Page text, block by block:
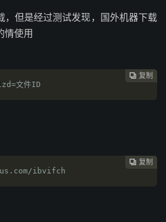
，但是经过测试发现，国外机器下载
情使用
 复制
 复制
 复制
 复制
 复制
 复制
 复制
 复制
文件ID
 复制
 复制
 复制
 复制
 复制
 复制
 复制
ibvifch